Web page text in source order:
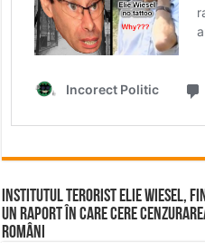
Institutul terorist Elie Wiesel,
un raport în care cere
români